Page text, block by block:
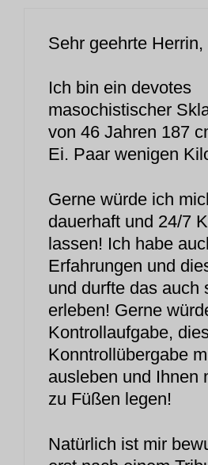
Sehr geehrte Herrin,
Ich bin ein devotes
masochistischer
von 46 Jahren 187
Ei. Paar wenigen
Gerne würde ich
dauerhaft und 24/7
lassen! Ich habe
Erfahrungen und
und durfte das auch
erleben! Gerne
Kontrollaufgabe,
Konntrollübergabe
ausleben und Ihnen
zu Füßen legen!
Natürlich ist mir